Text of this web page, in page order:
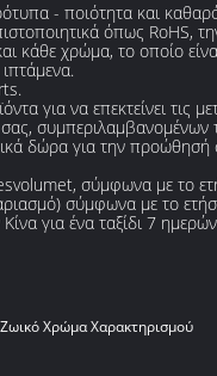
- ποιότητα και
όπως RoHS,
κάθε χρώμα, το οποίο
για να επεκτείνει τις
δώρα για την προώθησή
σύμφωνα με το
σύμφωνα με το
για ένα ταξίδι 7
Ζωικό Χρώμα Χαρακτηρισμού